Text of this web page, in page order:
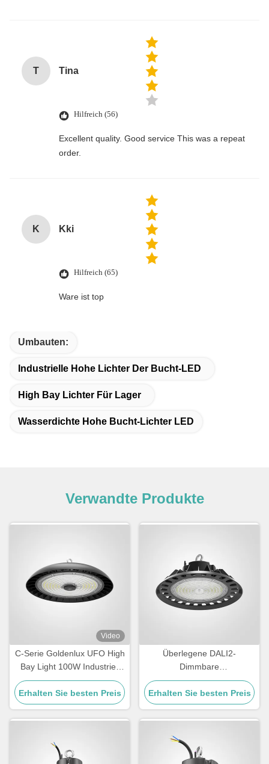
T Tina
Hilfreich (56)
Excellent quality. Good service This was a repeat
order.
K Kki
Hilfreich (65)
Ware ist top
Umbauten:
Industrielle Hohe Lichter Der Bucht-LED
High Bay Lichter Für Lager
Wasserdichte Hohe Bucht-Lichter LED
Verwandte Produkte
Video
C-Serie Goldenlux UFO High
Bay Light 100W Industrie-
High Bay Led-Leuchten
Erhalten Sie besten Preis
Überlegene DALI2-
Dimmbare
Hochlagerbeleuchtung für
Lager
Erhalten Sie besten Preis